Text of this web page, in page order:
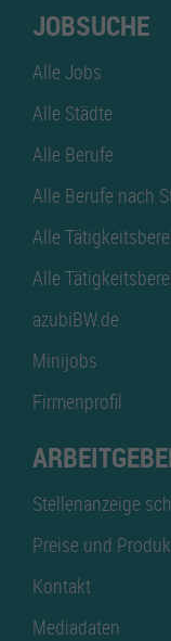
JOBSUCHE
Alle Jobs
Alle Städte
Alle Berufe
Alle Berufe nach
Alle
Alle
azubiBW.de
Minijobs
Firmenprofil
Stellenanzeige
Preise und
Kontakt
Mediadaten